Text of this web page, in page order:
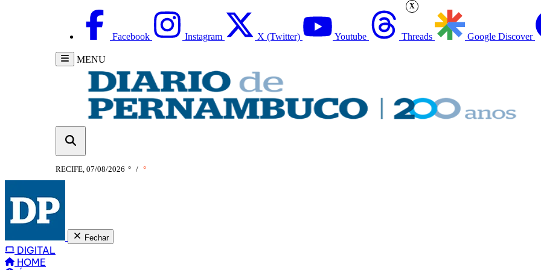
Facebook Instagram X (Twitter) Youtube Threads Google Discover
MENU
RECIFE, 07/08/2026 ° / °
Fechar
DIGITAL
HOME
X